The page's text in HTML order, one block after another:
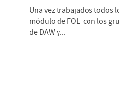
Una vez trabajados todos
módulo de FOL con los
de DAW y...